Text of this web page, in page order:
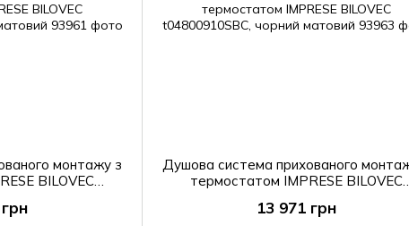
монтажу з
BILOVEC
Душова система прихованого
термостатом IMPRESE BILOVEC
13 971 грн